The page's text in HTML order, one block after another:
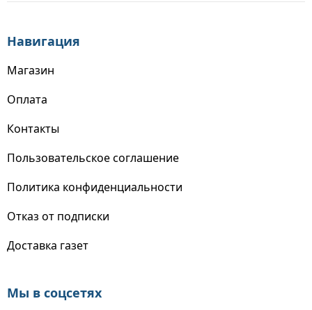
Навигация
Магазин
Оплата
Контакты
Пользовательское соглашение
Политика конфиденциальности
Отказ от подписки
Доставка газет
Мы в соцсетях